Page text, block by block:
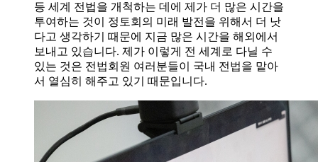
등 세계 전법을 개척하는 데에 제가 더 많은 시간을
투여하는 것이 정토회의 미래 발전을 위해서 더 낫
다고 생각하기 때문에 지금 많은 시간을 해외에서
보내고 있습니다. 제가 이렇게 전 세계로 다닐 수
있는 것은 전법회원 여러분들이 국내 전법을 맡아
서 열심히 해주고 있기 때문입니다.